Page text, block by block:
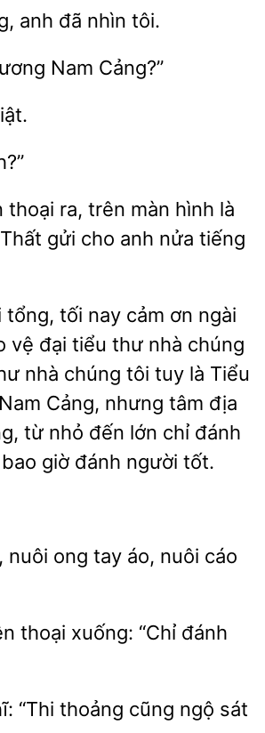
anh đã tôi.
Cảng?”
thoại ra, trên màn hình là
gửi cho anh nửa tiếng
tổng, tối nay
ơn ngài
vệ đại tiểu thư nhà chúng
nhà chúng tôi tuy là
Cảng, nhưng tâm
từ nhỏ đến lớn chỉ đánh
giờ đánh người tốt.
ong
áo, nuôi cáo
thoại xuống:
đánh
“Thi cũng
sát